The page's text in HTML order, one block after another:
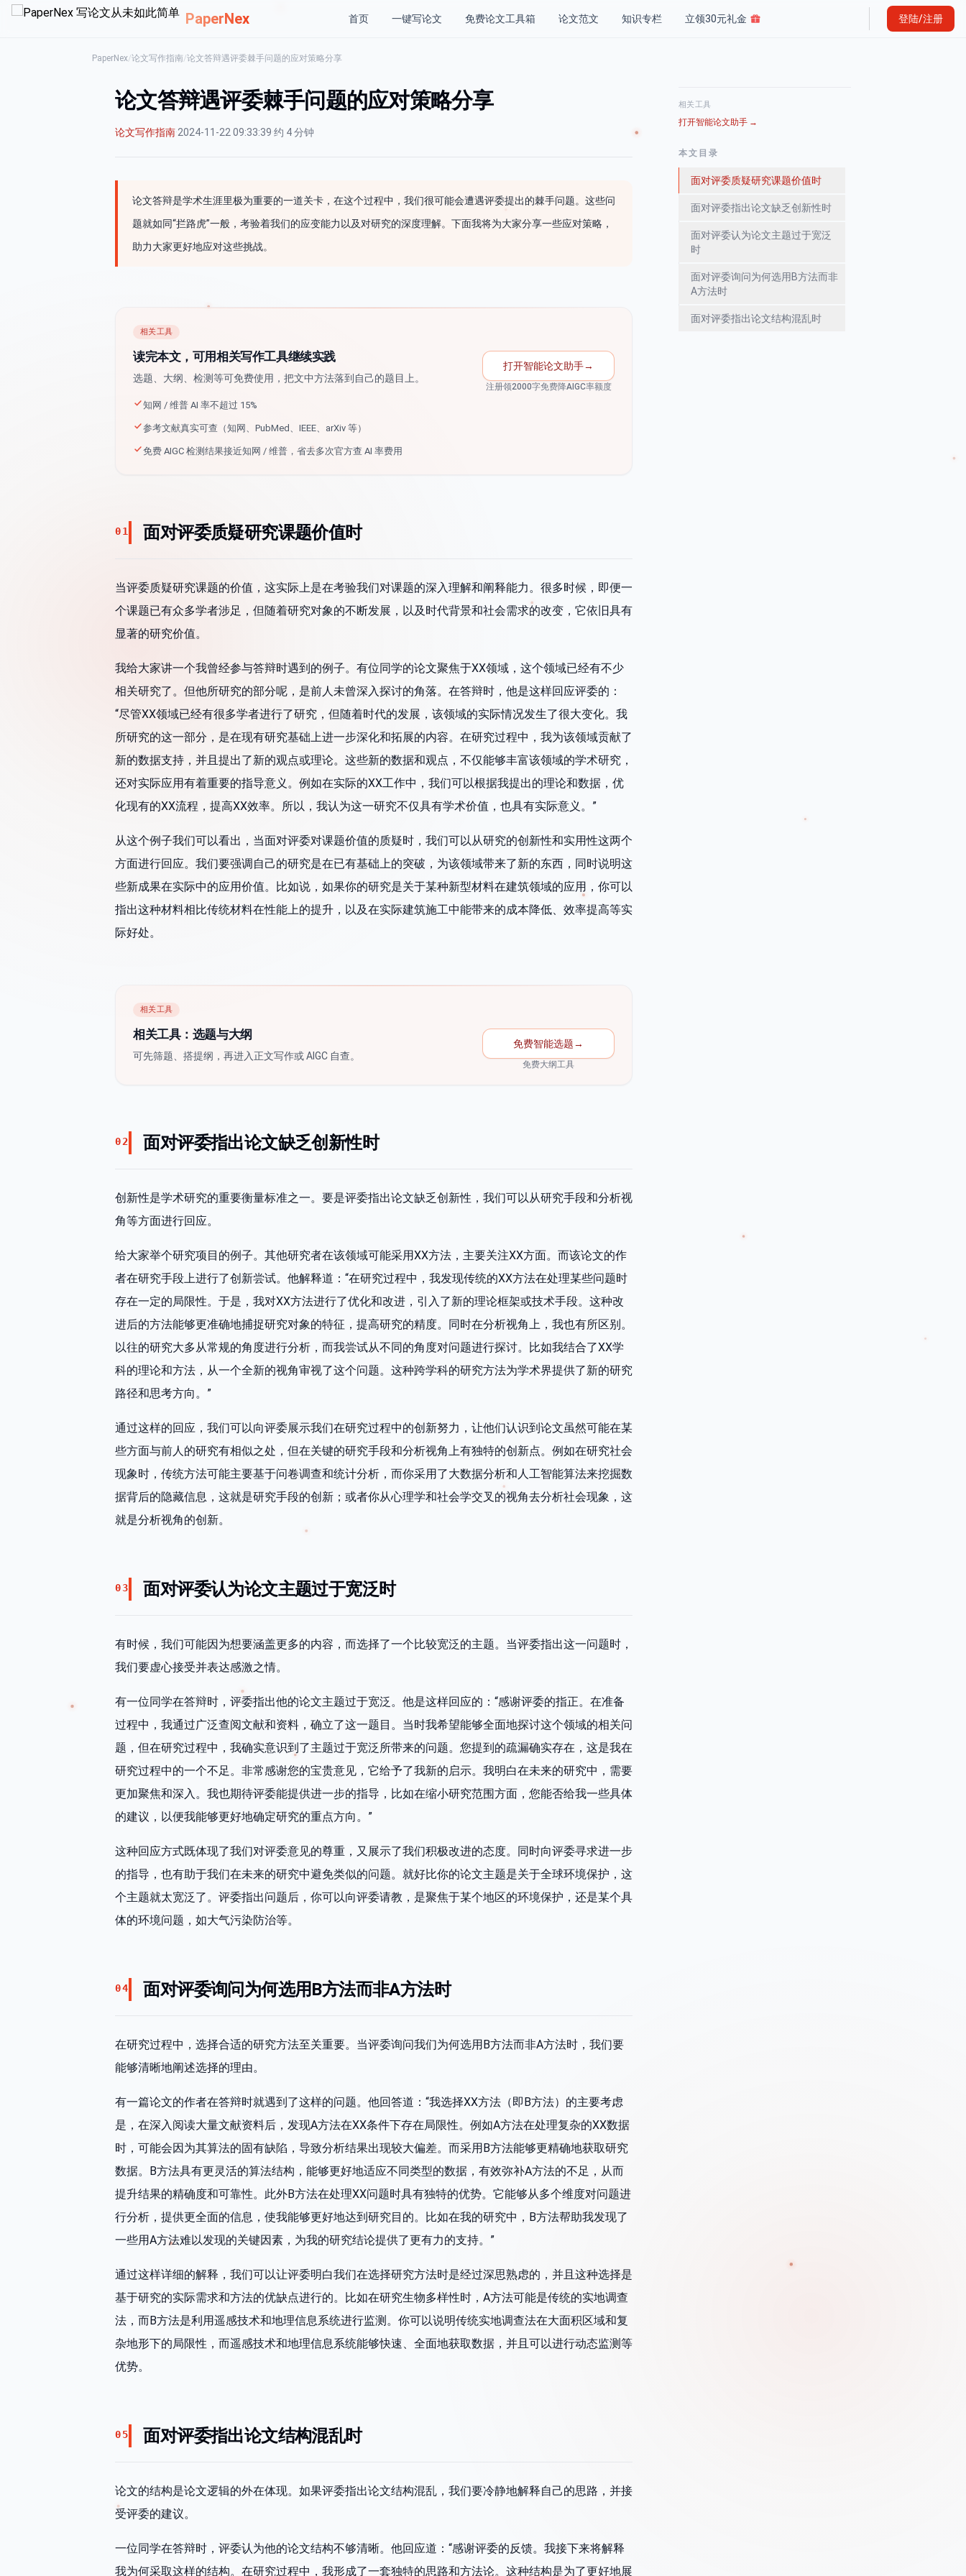
PaperNex 登陆/注册
首页 一键写论文 免费论文工具箱 论文范文 知识专栏 立领30元礼金
PaperNex/论文写作指南/论文答辩遇评委棘手问题的应对策略分享
论文答辩遇评委棘手问题的应对策略分享
论文写作指南·2024-11-22 09:33:39·约 4 分钟
论文答辩是学术生涯里极为重要的一道关卡，在这个过程中，我们很可能会遭遇评委提出的棘手问题。这些问
题就如同“拦路虎”一般，考验着我们的应变能力以及对研究的深度理解。下面我将为大家分享一些应对策略，
助力大家更好地应对这些挑战。
相关工具
读完本文，可用相关写作工具继续实践
选题、大纲、检测等可免费使用，把文中方法落到自己的题目上。
知网 / 维普 AI 率不超过 15%
参考文献真实可查（知网、PubMed、IEEE、arXiv 等）
免费 AIGC 检测结果接近知网 / 维普，省去多次官方查 AI 率费用
打开智能论文助手→
注册领2000字免费降AIGC率额度
01 面对评委质疑研究课题价值时
当评委质疑研究课题的价值，这实际上是在考验我们对课题的深入理解和阐释能力。很多时候，即便一
个课题已有众多学者涉足，但随着研究对象的不断发展，以及时代背景和社会需求的改变，它依旧具有
显著的研究价值。
我给大家讲一个我曾经参与答辩时遇到的例子。有位同学的论文聚焦于XX领域，这个领域已经有不少
相关研究了。但他所研究的部分呢，是前人未曾深入探讨的角落。在答辩时，他是这样回应评委的：
“尽管XX领域已经有很多学者进行了研究，但随着时代的发展，该领域的实际情况发生了很大变化。我
所研究的这一部分，是在现有研究基础上进一步深化和拓展的内容。在研究过程中，我为该领域贡献了
新的数据支持，并且提出了新的观点或理论。这些新的数据和观点，不仅能够丰富该领域的学术研究，
还对实际应用有着重要的指导意义。例如在实际的XX工作中，我们可以根据我提出的理论和数据，优
化现有的XX流程，提高XX效率。所以，我认为这一研究不仅具有学术价值，也具有实际意义。”
从这个例子我们可以看出，当面对评委对课题价值的质疑时，我们可以从研究的创新性和实用性这两个
方面进行回应。我们要强调自己的研究是在已有基础上的突破，为该领域带来了新的东西，同时说明这
些新成果在实际中的应用价值。比如说，如果你的研究是关于某种新型材料在建筑领域的应用，你可以
指出这种材料相比传统材料在性能上的提升，以及在实际建筑施工中能带来的成本降低、效率提高等实
际好处。
相关工具
相关工具：选题与大纲
可先筛题、搭提纲，再进入正文写作或 AIGC 自查。
免费智能选题→
免费大纲工具
02 面对评委指出论文缺乏创新性时
创新性是学术研究的重要衡量标准之一。要是评委指出论文缺乏创新性，我们可以从研究手段和分析视
角等方面进行回应。
给大家举个研究项目的例子。其他研究者在该领域可能采用XX方法，主要关注XX方面。而该论文的作
者在研究手段上进行了创新尝试。他解释道：“在研究过程中，我发现传统的XX方法在处理某些问题时
存在一定的局限性。于是，我对XX方法进行了优化和改进，引入了新的理论框架或技术手段。这种改
进后的方法能够更准确地捕捉研究对象的特征，提高研究的精度。同时在分析视角上，我也有所区别。
以往的研究大多从常规的角度进行分析，而我尝试从不同的角度对问题进行探讨。比如我结合了XX学
科的理论和方法，从一个全新的视角审视了这个问题。这种跨学科的研究方法为学术界提供了新的研究
路径和思考方向。”
通过这样的回应，我们可以向评委展示我们在研究过程中的创新努力，让他们认识到论文虽然可能在某
些方面与前人的研究有相似之处，但在关键的研究手段和分析视角上有独特的创新点。例如在研究社会
现象时，传统方法可能主要基于问卷调查和统计分析，而你采用了大数据分析和人工智能算法来挖掘数
据背后的隐藏信息，这就是研究手段的创新；或者你从心理学和社会学交叉的视角去分析社会现象，这
就是分析视角的创新。
03 面对评委认为论文主题过于宽泛时
有时候，我们可能因为想要涵盖更多的内容，而选择了一个比较宽泛的主题。当评委指出这一问题时，
我们要虚心接受并表达感激之情。
有一位同学在答辩时，评委指出他的论文主题过于宽泛。他是这样回应的：“感谢评委的指正。在准备
过程中，我通过广泛查阅文献和资料，确立了这一题目。当时我希望能够全面地探讨这个领域的相关问
题，但在研究过程中，我确实意识到了主题过于宽泛所带来的问题。您提到的疏漏确实存在，这是我在
研究过程中的一个不足。非常感谢您的宝贵意见，它给予了我新的启示。我明白在未来的研究中，需要
更加聚焦和深入。我也期待评委能提供进一步的指导，比如在缩小研究范围方面，您能否给我一些具体
的建议，以便我能够更好地确定研究的重点方向。”
这种回应方式既体现了我们对评委意见的尊重，又展示了我们积极改进的态度。同时向评委寻求进一步
的指导，也有助于我们在未来的研究中避免类似的问题。就好比你的论文主题是关于全球环境保护，这
个主题就太宽泛了。评委指出问题后，你可以向评委请教，是聚焦于某个地区的环境保护，还是某个具
体的环境问题，如大气污染防治等。
04 面对评委询问为何选用B方法而非A方法时
在研究过程中，选择合适的研究方法至关重要。当评委询问我们为何选用B方法而非A方法时，我们要
能够清晰地阐述选择的理由。
有一篇论文的作者在答辩时就遇到了这样的问题。他回答道：“我选择XX方法（即B方法）的主要考虑
是，在深入阅读大量文献资料后，发现A方法在XX条件下存在局限性。例如A方法在处理复杂的XX数据
时，可能会因为其算法的固有缺陷，导致分析结果出现较大偏差。而采用B方法能够更精确地获取研究
数据。B方法具有更灵活的算法结构，能够更好地适应不同类型的数据，有效弥补A方法的不足，从而
提升结果的精确度和可靠性。此外B方法在处理XX问题时具有独特的优势。它能够从多个维度对问题进
行分析，提供更全面的信息，使我能够更好地达到研究目的。比如在我的研究中，B方法帮助我发现了
一些用A方法难以发现的关键因素，为我的研究结论提供了更有力的支持。”
通过这样详细的解释，我们可以让评委明白我们在选择研究方法时是经过深思熟虑的，并且这种选择是
基于研究的实际需求和方法的优缺点进行的。比如在研究生物多样性时，A方法可能是传统的实地调查
法，而B方法是利用遥感技术和地理信息系统进行监测。你可以说明传统实地调查法在大面积区域和复
杂地形下的局限性，而遥感技术和地理信息系统能够快速、全面地获取数据，并且可以进行动态监测等
优势。
05 面对评委指出论文结构混乱时
论文的结构是论文逻辑的外在体现。如果评委指出论文结构混乱，我们要冷静地解释自己的思路，并接
受评委的建议。
一位同学在答辩时，评委认为他的论文结构不够清晰。他回应道：“感谢评委的反馈。我接下来将解释
我为何采取这样的结构。在研究过程中，我形成了一套独特的思路和方法论。这种结构是为了更好地展
相关工具
打开智能论文助手 →
本文目录
面对评委质疑研究课题价值时
面对评委指出论文缺乏创新性时
面对评委认为论文主题过于宽泛
时
面对评委询问为何选用B方法而非
A方法时
面对评委指出论文结构混乱时